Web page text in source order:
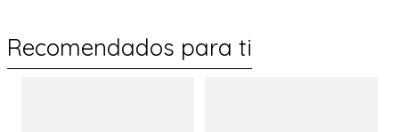
Recomendados para ti